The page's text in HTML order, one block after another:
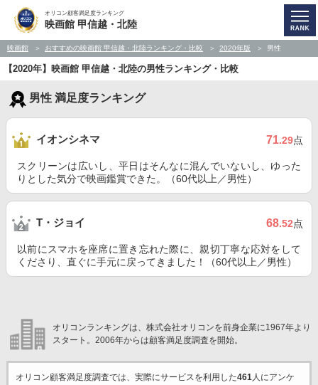
オリコン顧客満足度ランキング
映画館 甲信越・北陸
映画館 おすすめの映画館 甲信越・北陸ランキング・比較 2020年版 男性
【2020年】映画館 甲信越・北陸の男性ランキング・比較
男性 満足度ランキング
イオンシネマ 71.29点
スクリーンは広いし、平日はそんなに混んでいないし、ゆった
りとした気分で映画鑑賞できた。（60代以上／男性）
T・ジョイ 68.52点
以前にスマホを座席に置き忘れた際に、親切丁寧な応対をして
くださり、直ぐに手元に戻ってきました！（60代以上／男性）
オリコンランキングは、株式会社オリコンを前身企業に1967年より
スタート。2006年からは顧客満足度調査を開始。
オリコン顧客満足度調査では、実際にサービスを利用した461人にアンケ